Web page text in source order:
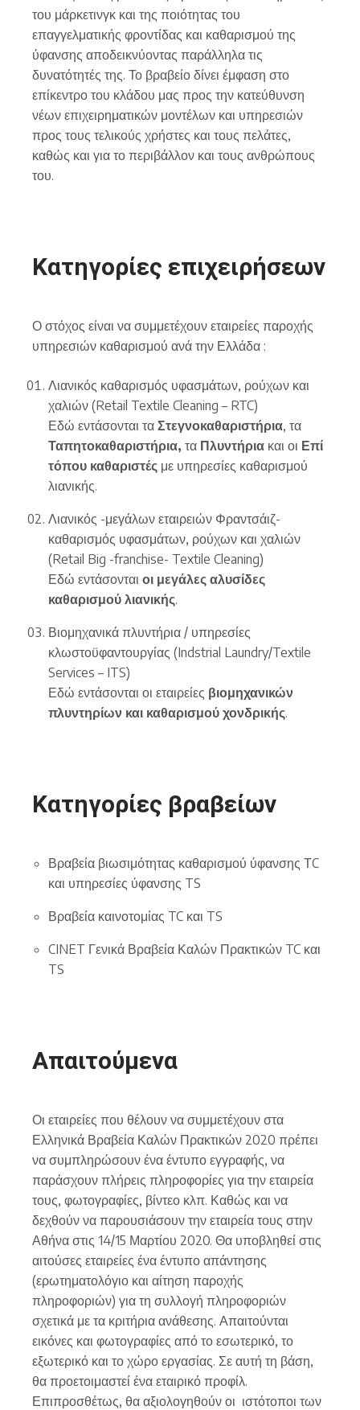
του μάρκετινγκ και της ποιότητας του
επαγγελματικής φροντίδας και καθαρισμού της
ύφανσης αποδεικνύοντας παράλληλα τις
δυνατότητές της. Το βραβείο δίνει έμφαση στο
επίκεντρο του κλάδου μας προς την κατεύθυνση
νέων επιχειρηματικών μοντέλων και υπηρεσιών
προς τους τελικούς χρήστες και τους πελάτες,
καθώς και για το περιβάλλον και τους ανθρώπους
του.
Κατηγορίες επιχειρήσεων
Ο στόχος είναι να συμμετέχουν εταιρείες παροχής
υπηρεσιών καθαρισμού ανά την Ελλάδα :
Λιανικός καθαρισμός υφασμάτων, ρούχων και
χαλιών (Retail Textile Cleaning – RTC)
Εδώ εντάσονται τα Στεγνοκαθαριστήρια, τα
Ταπητοκαθαριστήρια, τα Πλυντήρια και οι Επί
τόπου καθαριστές με υπηρεσίες καθαρισμού
λιανικής.
Λιανικός -μεγάλων εταιρειών Φραντσάιζ-
καθαρισμός υφασμάτων, ρούχων και χαλιών
(Retail Big -franchise- Textile Cleaning)
Εδώ εντάσονται οι μεγάλες αλυσίδες
καθαρισμού λιανικής.
Βιομηχανικά πλυντήρια / υπηρεσίες
κλωστοϋφαντουργίας (Indstrial Laundry/Textile
Services – ITS)
Εδώ εντάσονται οι εταιρείες βιομηχανικών
πλυντηρίων και καθαρισμού χονδρικής.
Κατηγορίες βραβείων
Βραβεία βιωσιμότητας καθαρισμού ύφανσης ΤC
και υπηρεσίες ύφανσης TS
Βραβεία καινοτομίας TC και TS
CINET Γενικά Βραβεία Καλών Πρακτικών TC και
TS
Απαιτούμενα
Οι εταιρείες που θέλουν να συμμετέχουν στα
Ελληνικά Βραβεία Καλών Πρακτικών 2020 πρέπει
να συμπληρώσουν ένα έντυπο εγγραφής, να
παράσχουν πλήρεις πληροφορίες για την εταιρεία
τους, φωτογραφίες, βίντεο κλπ. Καθώς και να
δεχθούν να παρουσιάσουν την εταιρεία τους στην
Αθήνα στις 14/15 Μαρτίου 2020. Θα υποβληθεί στις
αιτούσες εταιρείες ένα έντυπο απάντησης
(ερωτηματολόγιο και αίτηση παροχής
πληροφοριών) για τη συλλογή πληροφοριών
σχετικά με τα κριτήρια ανάθεσης. Απαιτούνται
εικόνες και φωτογραφίες από το εσωτερικό, το
εξωτερικό και το χώρο εργασίας. Σε αυτή τη βάση,
θα προετοιμαστεί ένα εταιρικό προφίλ.
Επιπροσθέτως, θα αξιολογηθούν οι ιστότοποι των